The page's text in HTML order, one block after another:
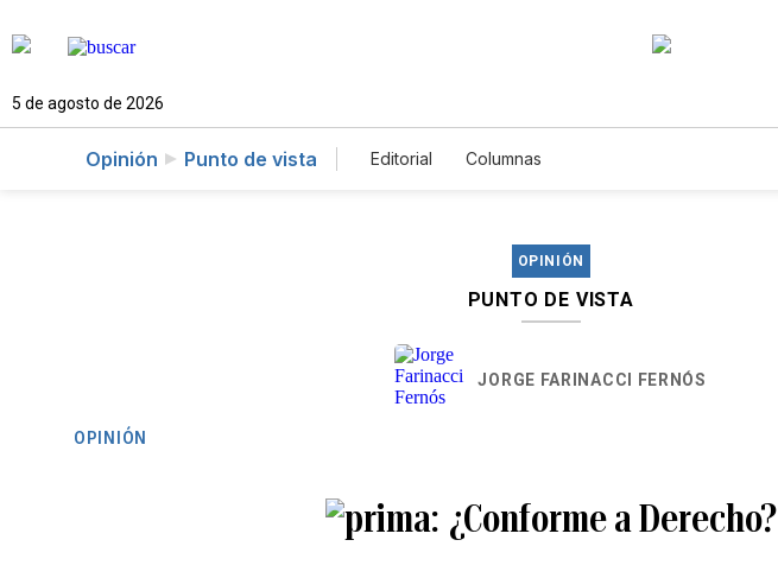
5 de agosto de 2026
Opinión Punto de vista Editorial Columnas
OPINIÓN
PUNTO DE VISTA
JORGE FARINACCI FERNÓS
OPINIÓN
¿Conforme a Derecho?